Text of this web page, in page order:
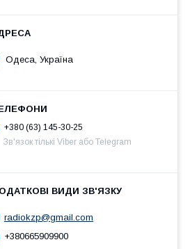
Одеса, Україна
+380 (63) 145-30-25
Зв'язок тількі Viber або Telegram
radiokzp@gmail.com
+380665909900